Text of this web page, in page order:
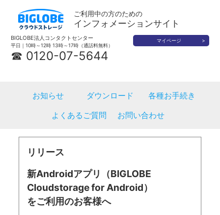
ご利用中の方のための
インフォメーションサイト
BIGLOBE法人コンタクトセンター
平日｜10時～12時 13時～17時（通話料無料）
☎ 0120-07-5644
マイページ
お知らせ ダウンロード
各種お手続き
よくあるご質問
お問い合わせ
リリース
新Androidアプリ（BIGLOBE
Cloudstorage for Android）
をご利用のお客様へ